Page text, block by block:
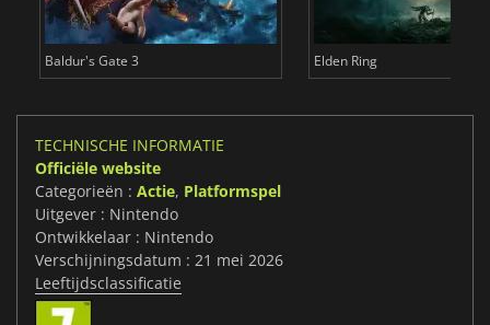
Baldur's Gate 3 Elden Ring
TECHNISCHE INFORMATIE
Officiële website
Categorieën : Actie, Platformspel
Uitgever : Nintendo
Ontwikkelaar : Nintendo
Verschijningsdatum : 21 mei 2026
Leeftijdsclassificatie